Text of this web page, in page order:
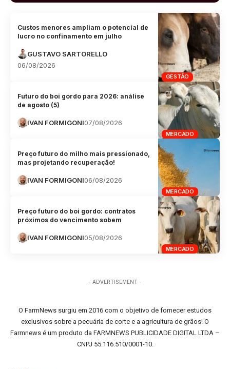
GESTÃO
Custos menores ampliam o potencial de
lucro no confinamento em julho
GUSTAVO SARTORELLO
06/08/2026
MERCADO
Futuro do boi gordo para 2026: análise
de agosto (5)
IVAN FORMIGONI07/08/2026
MERCADO
Preço futuro do milho mais pressionado,
mas projetando recuperação!
IVAN FORMIGONI06/08/2026
MERCADO
Preço futuro do boi gordo: contratos
próximos do vencimento sobem
IVAN FORMIGONI05/08/2026
- ADVERTISEMENT -
O FarmNews surgiu em 2016 com o objetivo de fornecer estudos
exclusivos sobre a pecuária de corte e a agricultura de grãos! O
Farmnews é um produto da FARMNEWS PUBLICIDADE DIGITAL LTDA –
CNPJ 55.116.510/0001-10.